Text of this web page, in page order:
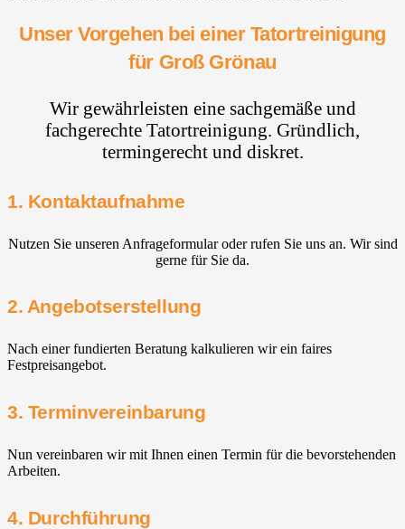
Unser Vorgehen bei einer Tatortreinigung
für Groß Grönau
Wir gewährleisten eine sachgemäße und
fachgerechte Tatortreinigung. Gründlich,
termingerecht und diskret.
1. Kontaktaufnahme
Nutzen Sie unseren Anfrageformular oder rufen Sie uns an. Wir sind
gerne für Sie da.
2. Angebotserstellung
Nach einer fundierten Beratung kalkulieren wir ein faires
Festpreisangebot.
3. Terminvereinbarung
Nun vereinbaren wir mit Ihnen einen Termin für die bevorstehenden
Arbeiten.
4. Durchführung